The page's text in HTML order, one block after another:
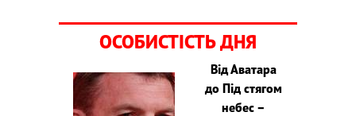
ОСОБИСТІСТЬ ДНЯ
Від Аватара
до Під стягом
небес –